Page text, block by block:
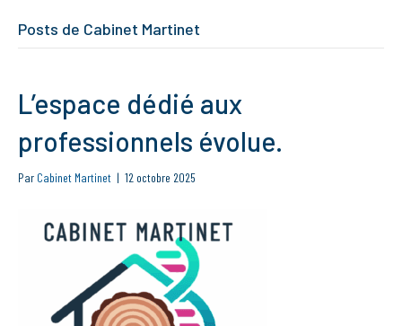
Posts de Cabinet Martinet
L’espace dédié aux
professionnels évolue.
Par Cabinet Martinet | 12 octobre 2025